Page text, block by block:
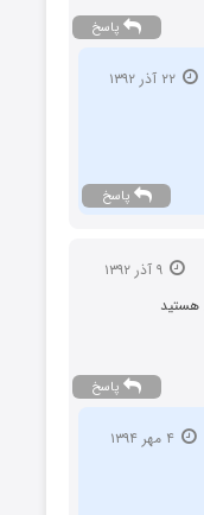
پاسخ
پاسخ
پاسخ